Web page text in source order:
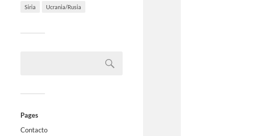
Siria Ucrania/Rusia
Pages
Contacto